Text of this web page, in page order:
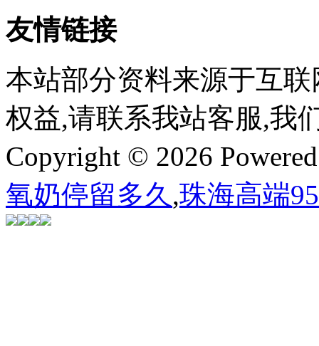
友情链接
本站部分资料来源于互
权益,请联系我站客服,我
Copyright © 2026
氧奶停留多久 ,珠海高端